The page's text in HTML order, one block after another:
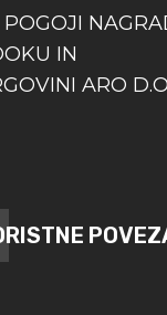
IN
ARO